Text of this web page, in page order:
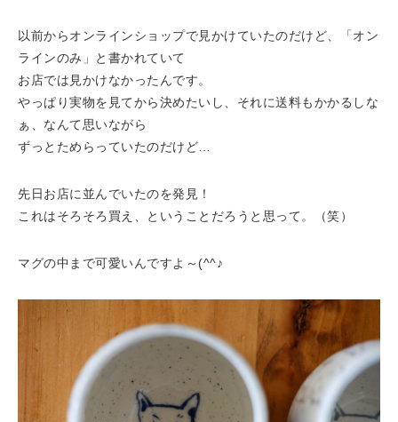
以前からオンラインショップで見かけていたのだけど、「オン
ラインのみ」と書かれていて
お店では見かけなかったんです。
やっぱり実物を見てから決めたいし、それに送料もかかるしな
ぁ、なんて思いながら
ずっとためらっていたのだけど…
先日お店に並んでいたのを発見！
これはそろそろ買え、ということだろうと思って。（笑）
マグの中まで可愛いんですよ～(^^♪